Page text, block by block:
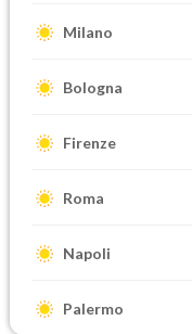
Milano
Bologna
Firenze
Roma
Napoli
Palermo